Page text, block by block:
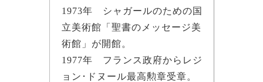
1973年 シャガールのための国
立美術館「聖書のメッセージ美
術館」が開館。
1977年 フランス政府からレジ
ョン･ドヌール最高勲章受章。